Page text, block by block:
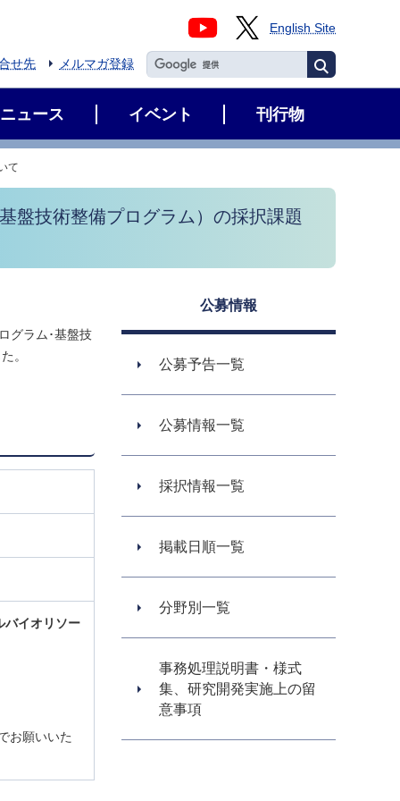
English Site
せ先 メルマガ登録
ニュース イベント 刊行物
て
盤技術整備プログラム）の採択課題
グラム･基盤技
。
バイオリソー
お願いいた
公募情報
公募予告一覧
公募情報一覧
採択情報一覧
掲載日順一覧
分野別一覧
事務処理説明書・様式
集、研究開発実施上の留
意事項